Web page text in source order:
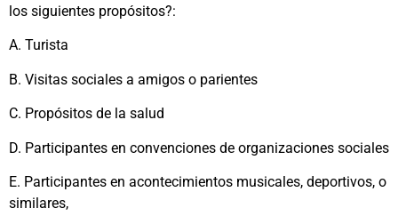
los siguientes propósitos?:
A. Turista
B. Visitas sociales a amigos o parientes
C. Propósitos de la salud
D. Participantes en convenciones de organizaciones sociales
E. Participantes en acontecimientos musicales, deportivos, o
similares,